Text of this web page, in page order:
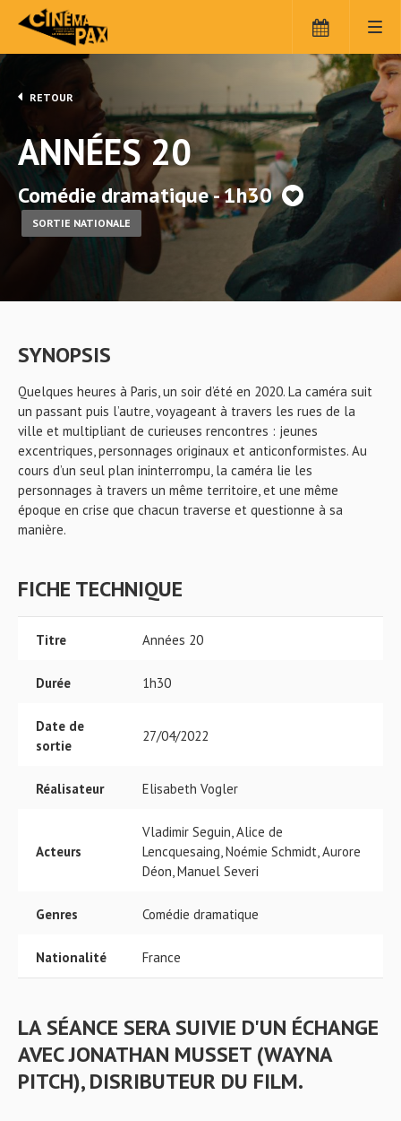
RETOUR
ANNÉES 20
Comédie dramatique - 1h30
SORTIE NATIONALE
SYNOPSIS
Quelques heures à Paris, un soir d’été en 2020. La caméra suit
un passant puis l’autre, voyageant à travers les rues de la
ville et multipliant de curieuses rencontres : jeunes
excentriques, personnages originaux et anticonformistes. Au
cours d’un seul plan ininterrompu, la caméra lie les
personnages à travers un même territoire, et une même
époque en crise que chacun traverse et questionne à sa
manière.
FICHE TECHNIQUE
Titre Années 20
Durée 1h30
Date de
sortie
27/04/2022
Réalisateur Elisabeth Vogler
Acteurs
Vladimir Seguin, Alice de
Lencquesaing, Noémie Schmidt, Aurore
Déon, Manuel Severi
Genres Comédie dramatique
Nationalité France
LA SÉANCE SERA SUIVIE D'UN ÉCHANGE
AVEC JONATHAN MUSSET (WAYNA
PITCH), DISRIBUTEUR DU FILM.